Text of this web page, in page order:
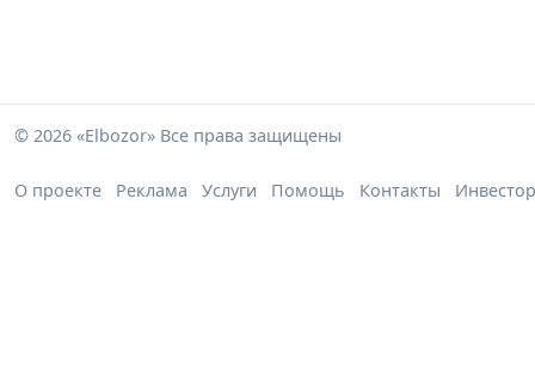
© 2026 «Elbozor» Все права защищены
О проекте Реклама Услуги Помощь Контакты